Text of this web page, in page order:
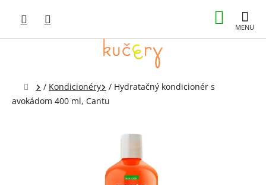
obsah
KOŠÍK
Domov
/ Kondicionéry / Hydratačný kondicionér s
avokádom 400 ml, Cantu